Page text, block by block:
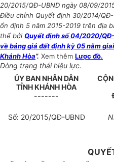
20/2015/QĐ-UBND ngày 08/09/
Điều chỉnh Quyết định 30/2014/
ổn định 5 năm 2015-2019 trên địa
thế bởi Quyết định số 04/2020/
về bảng giá đất định kỳ 05 năm
Khánh Hòa”. Xem thêm Lược đồ.
Dòng trạng thái hiệu lực.
ỦYBANNHÂN DÂN
TỈNH KHÁNH HÒA
-------
Số: 20/2015/QĐ-UBND